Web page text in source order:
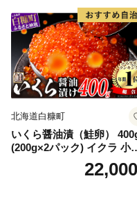
北海道白糠町
いくら醤油漬（鮭卵）
(200g×2パック) イクラ 小
け いくら醤油漬 鮭いくら
くら醤油漬け 鮭 鮭卵 ikura
22,000